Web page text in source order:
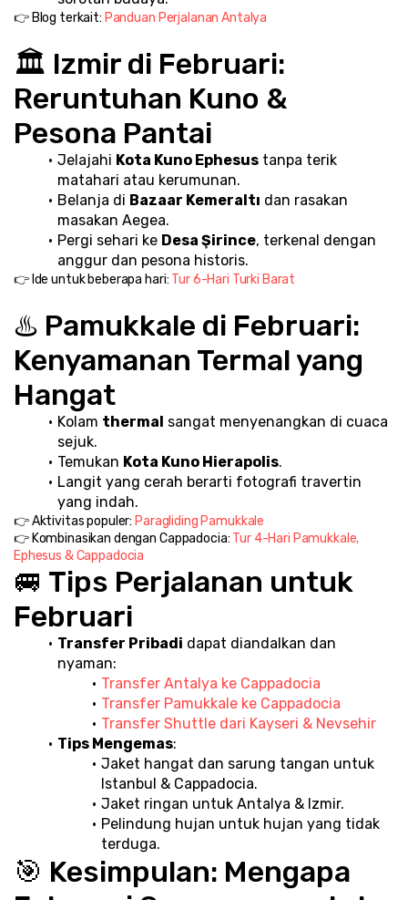
👉 Blog terkait: Panduan Perjalanan Antalya
🏛️ Izmir di Februari:
Reruntuhan Kuno &
Pesona Pantai
Jelajahi Kota Kuno Ephesus tanpa terik
matahari atau kerumunan.
Belanja di Bazaar Kemeraltı dan rasakan
masakan Aegea.
Pergi sehari ke Desa Şirince, terkenal dengan
anggur dan pesona historis.
👉 Ide untuk beberapa hari: Tur 6-Hari Turki Barat
♨️ Pamukkale di Februari:
Kenyamanan Termal yang
Hangat
Kolam thermal sangat menyenangkan di cuaca
sejuk.
Temukan Kota Kuno Hierapolis.
Langit yang cerah berarti fotografi travertin
yang indah.
👉 Aktivitas populer: Paragliding Pamukkale
👉 Kombinasikan dengan Cappadocia: Tur 4-Hari Pamukkale,
Ephesus & Cappadocia
🚐 Tips Perjalanan untuk
Februari
Transfer Pribadi dapat diandalkan dan
nyaman:
Transfer Antalya ke Cappadocia
Transfer Pamukkale ke Cappadocia
Transfer Shuttle dari Kayseri & Nevsehir
Tips Mengemas:
Jaket hangat dan sarung tangan untuk
Istanbul & Cappadocia.
Jaket ringan untuk Antalya & Izmir.
Pelindung hujan untuk hujan yang tidak
terduga.
🎯 Kesimpulan: Mengapa